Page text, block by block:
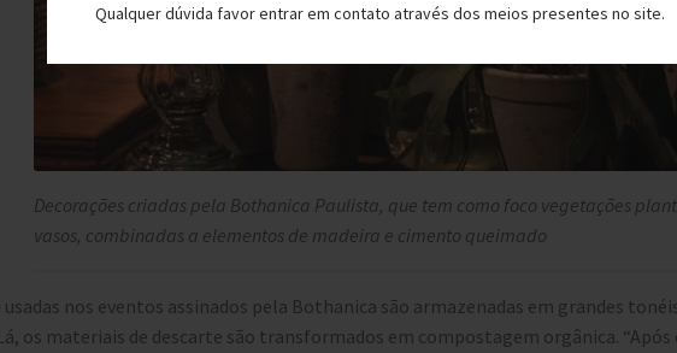
Qualquer dúvida favor entrar em contato através dos meios presentes no site.
Decorações criadas pela Bothanica Paulista, que tem como foco vegetações
vasos, combinadas a elementos de madeira e cimento queimado
nos eventos assinados pela Bothanica são armazenadas em grandes
os materiais de descarte são transformados em compostagem orgânica.